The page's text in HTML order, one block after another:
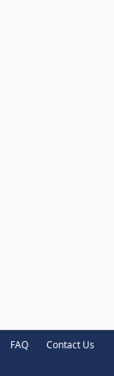
FAQ Contact Us